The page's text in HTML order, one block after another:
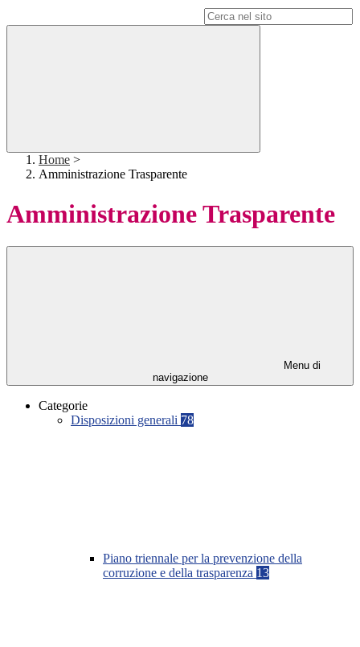
Home >
Amministrazione Trasparente
Amministrazione Trasparente
Menu di
navigazione
Categorie
Disposizioni generali 78
Piano triennale per la prevenzione della
corruzione e della trasparenza 13